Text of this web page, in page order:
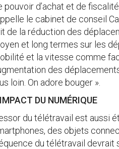
pouvoir d’achat et de
le cabinet de conseil
de la réduction des
et long termes sur les
et la vitesse comme
des
loin. On adore bouger ».
DU NUMÉRIQUE
du télétravail est aussi
des objets
du télétravail devrait